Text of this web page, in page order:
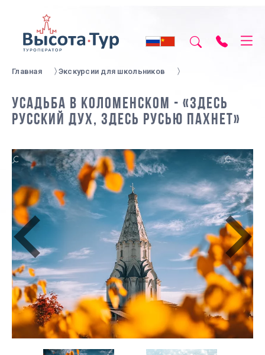
Главная Экскурсии для школьников
УСАДЬБА В КОЛОМЕНСКОМ - «ЗДЕСЬ
РУССКИЙ ДУХ, ЗДЕСЬ РУСЬЮ ПАХНЕТ»